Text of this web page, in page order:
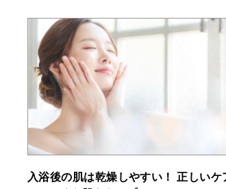
入浴後の肌は乾燥しやすい！ 正しいケ